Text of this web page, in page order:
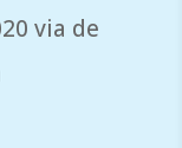
via de